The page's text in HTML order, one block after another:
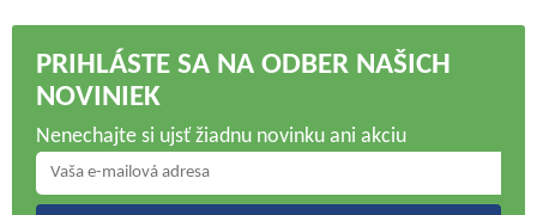
hviezdičiek.
PRIHLÁSTE SA NA ODBER NAŠICH
NOVINIEK
Nenechajte si ujsť žiadnu novinku ani akciu